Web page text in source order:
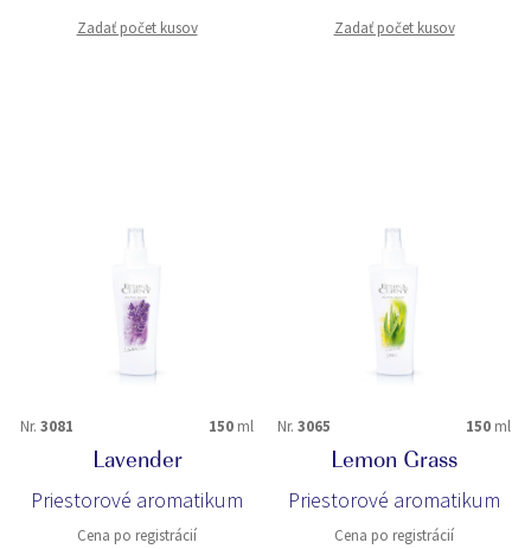
Zadať počet kusov Zadať počet kusov
Nr. 3081 150 ml
Lavender
Priestorové aromatikum
Cena po registrácií
Nr. 3065 150 ml
Lemon Grass
Priestorové aromatikum
Cena po registrácií